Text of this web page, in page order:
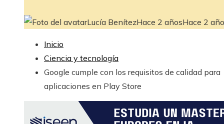
Lucía BenítezHace 2 añosHace 2
Inicio
Ciencia y tecnología
Google cumple con los requisitos de calidad para
aplicaciones en Play Store